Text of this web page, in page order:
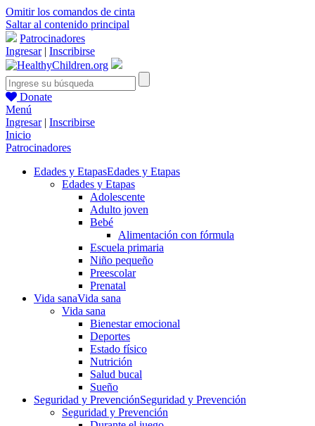
Omitir los comandos de cinta
Saltar al contenido principal
Patrocinadores
Ingresar| Inscribirse
Donate
Menú
Ingresar| Inscribirse
Inicio
Patrocinadores
Edades y EtapasEdades y Etapas
Edades y Etapas
Adolescente
Adulto joven
Bebé
Alimentación con fórmula
Escuela primaria
Niño pequeño
Preescolar
Prenatal
Vida sanaVida sana
Vida sana
Bienestar emocional
Deportes
Estado físico
Nutrición
Salud bucal
Sueño
Seguridad y PrevenciónSeguridad y Prevención
Seguridad y Prevención